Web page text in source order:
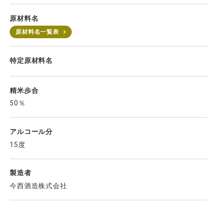
原材料名
原材料名一覧表
特定原材料名
精米歩合
50％
アルコール分
15度
製造者
今西酒造株式会社